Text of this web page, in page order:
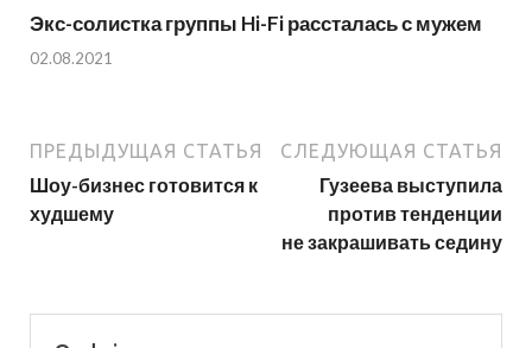
Экс-солистка группы Hi-Fi рассталась с мужем
02.08.2021
ПРЕДЫДУЩАЯ СТАТЬЯ
Шоу-бизнес готовится к
худшему
СЛЕДУЮЩАЯ СТАТЬЯ
Гузеева выступила
против тенденции
не закрашивать седину